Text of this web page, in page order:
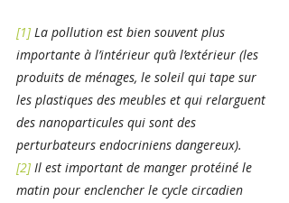
[1] La pollution est bien souvent plus
importante à l’intérieur qu’à l’extérieur (les
produits de ménages, le soleil qui tape sur
les plastiques des meubles et qui relarguent
des nanoparticules qui sont des
perturbateurs endocriniens dangereux).
[2] Il est important de manger protéiné le
matin pour enclencher le cycle circadien